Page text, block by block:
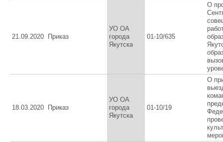
21.09.2020 Приказ
УО ОА
города
Якутска
01-10/635
О
18.03.2020 Приказ
УО ОА
города
Якутска
01-10/19
О